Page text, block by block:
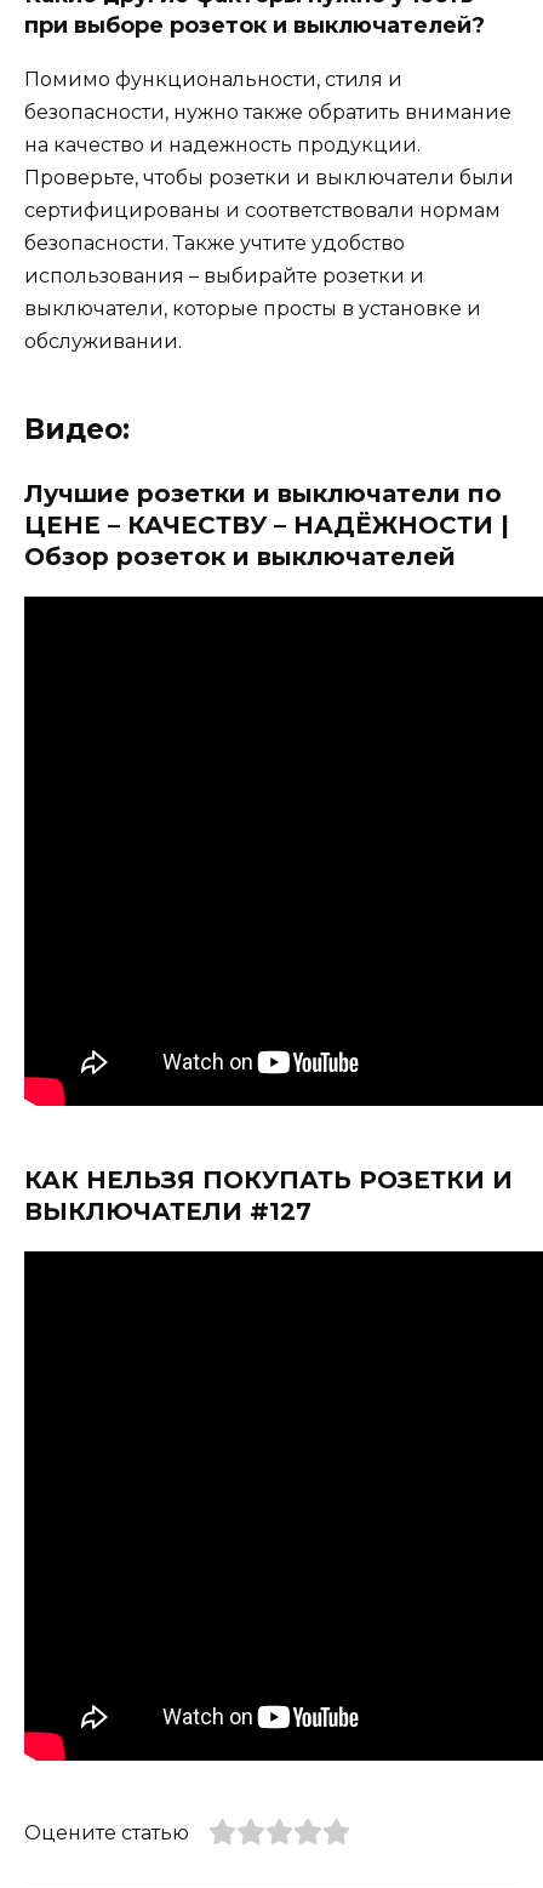
при выборе розеток и выключателей?
Помимо функциональности, стиля и
безопасности, нужно также обратить внимание
на качество и надежность продукции.
Проверьте, чтобы розетки и выключатели были
сертифицированы и соответствовали нормам
безопасности. Также учтите удобство
использования – выбирайте розетки и
выключатели, которые просты в установке и
обслуживании.
Видео:
Лучшие розетки и выключатели по
ЦЕНЕ – КАЧЕСТВУ – НАДЁЖНОСТИ |
Обзор розеток и выключателей
КАК НЕЛЬЗЯ ПОКУПАТЬ РОЗЕТКИ И
ВЫКЛЮЧАТЕЛИ #127
Оцените статью